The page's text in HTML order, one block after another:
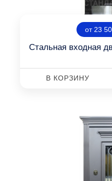
от 23
Стальная входная
В КОРЗИНУ